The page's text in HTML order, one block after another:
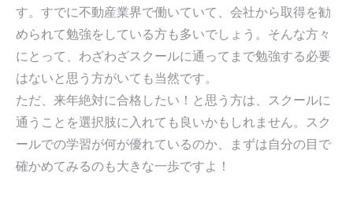
す。すでに不動産業界で働いていて、会社から取得を勧
められて勉強をしている方も多いでしょう。そんな方々
にとって、わざわざスクールに通ってまで勉強する必要
はないと思う方がいても当然です。
ただ、来年絶対に合格したい！と思う方は、スクールに
通うことを選択肢に入れても良いかもしれません。スク
ールでの学習が何が優れているのか、まずは自分の目で
確かめてみるのも大きな一歩ですよ！